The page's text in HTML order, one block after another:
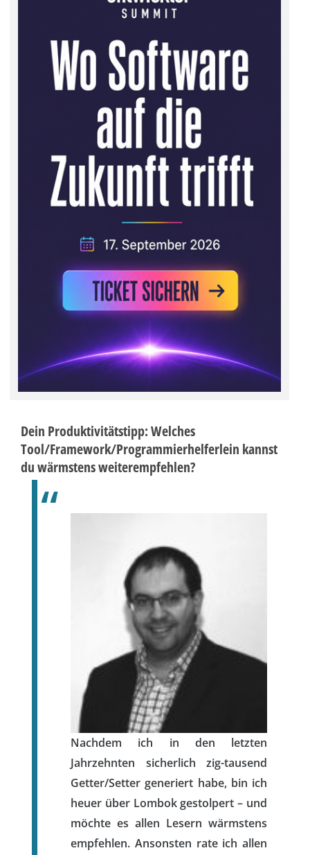
Dein Produktivitätstipp: Welches
Tool/Framework/Programmierhelferlein kannst
du wärmstens weiterempfehlen?
Nachdem ich in den letzten
Jahrzehnten sicherlich zig-tausend
Getter/Setter generiert habe, bin ich
heuer über Lombok gestolpert – und
möchte es allen Lesern wärmstens
empfehlen. Ansonsten rate ich allen